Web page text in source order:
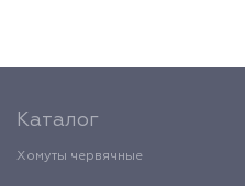
Каталог
Хомуты червячные